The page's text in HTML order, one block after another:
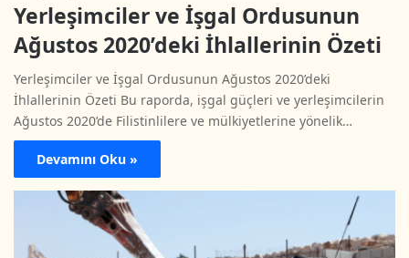
Yerleşimciler ve İşgal Ordusunun
Ağustos 2020’deki İhlallerinin Özeti
Yerleşimciler ve İşgal Ordusunun Ağustos 2020’deki
İhlallerinin Özeti Bu raporda, işgal güçleri ve yerleşimcilerin
Ağustos 2020’de Filistinlilere ve mülkiyetlerine yönelik…
Devamını Oku »